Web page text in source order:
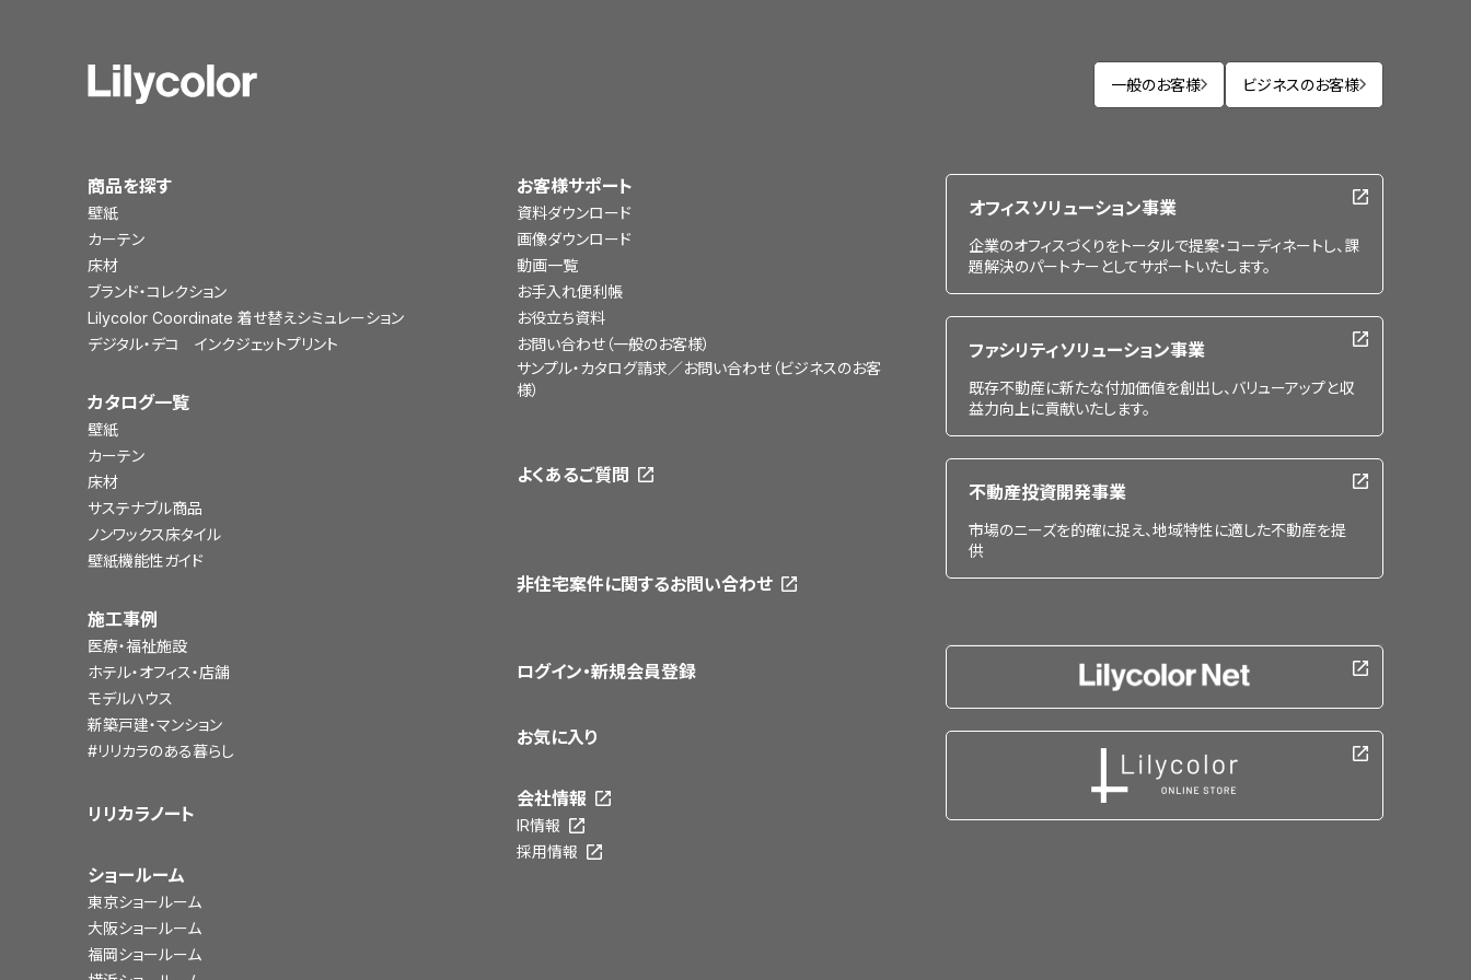
一般のお客様 ビジネスのお客様
商品を探す
壁紙
カーテン
床材
ブランド・コレクション
Lilycolor Coordinate 着せ替えシミュレーション
デジタル・デコ インクジェットプリント
カタログ一覧
壁紙
カーテン
床材
サステナブル商品
ノンワックス床タイル
壁紙機能性ガイド
施工事例
医療・福祉施設
ホテル・オフィス・店舗
モデルハウス
新築戸建・マンション
#リリカラのある暮らし
リリカラノート
ショールーム
東京ショールーム
大阪ショールーム
福岡ショールーム
お客様サポート
資料ダウンロード
画像ダウンロード
動画一覧
お手入れ便利帳
お役立ち資料
お問い合わせ（一般のお客様）
サンプル・カタログ請求／お問い合わせ（ビジネスのお客
様）
よくあるご質問
非住宅案件に関するお問い合わせ
ログイン・新規会員登録
お気に入り
会社情報
IR情報
採用情報
オフィスソリューション事業
企業のオフィスづくりをトータルで提案・コーディネートし、課
題解決のパートナーとしてサポートいたします。
ファシリティソリューション事業
既存不動産に新たな付加価値を創出し、バリューアップと収
益力向上に貢献いたします。
不動産投資開発事業
市場のニーズを的確に捉え、地域特性に適した不動産を提
供